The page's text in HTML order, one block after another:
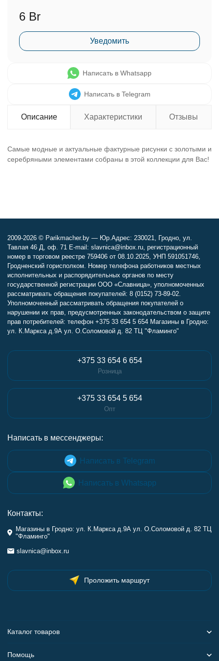
6 Br
Уведомить
Написать в Whatsapp
Написать в Telegram
Описание Характеристики Отзывы
Самые модные и актуальные фактурные рисунки с золотыми и
серебряными элементами собраны в этой коллекции для Вас!
2009-2026 © Parikmacher.by — Юр.Адрес: 230021, Гродно, ул.
Тавлая 46 Д, оф. 71 E-mail: slavnica@inbox.ru, регистрационный
номер в торговом реестре 759406 от 08.10.2025, УНП 591051746,
Гродненский горисполком. Номер телефона работников местных
исполнительных и распорядительных органов по месту
государственной регистрации ООО «Славница», уполномоченных
рассматривать обращения покупателей: 8 (0152) 73-89-02.
Уполномоченный рассматривать обращения покупателей о
нарушении их прав, предусмотренных законодательством о защите
прав потребителей: телефон +375 33 654 5 654 Магазины в Гродно:
ул. К.Маркса д.9А ул. О.Соломовой д. 82 ТЦ "Фламинго"
+375 33 654 6 654
Розница
+375 33 654 5 654
Опт
Написать в мессенджеры:
Написать в Telegram
Написать в Whatsapp
Контакты:
Магазины в Гродно: ул. К.Маркса д.9А ул. О.Соломовой д. 82 ТЦ
"Фламинго"
slavnica@inbox.ru
Проложить маршрут
Каталог товаров
Помощь